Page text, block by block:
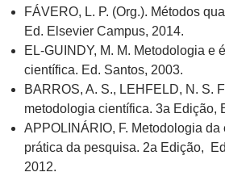
FÁVERO, L. P. (Org.). Métodos
Ed. Elsevier Campus, 2014.
EL-GUINDY, M. M. Metodologia e
científica. Ed. Santos, 2003.
BARROS, A. S., LEHFELD, N. S.
metodologia científica. 3a Edição,
APPOLINÁRIO, F. Metodologia
prática da pesquisa. 2a Edição,
2012.